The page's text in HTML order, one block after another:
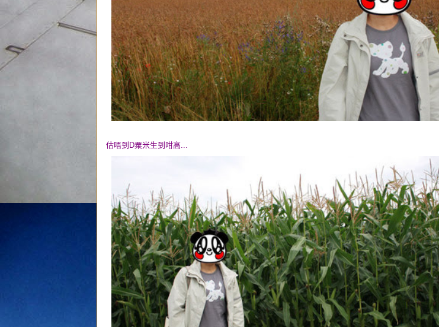
估唔到D粟米生到咁高...